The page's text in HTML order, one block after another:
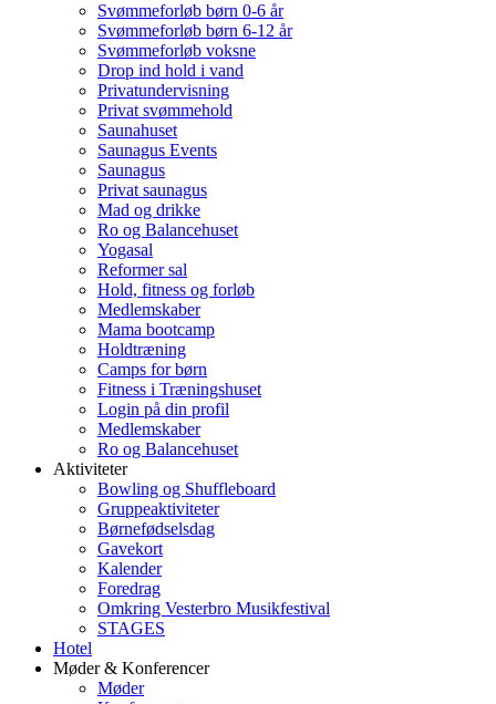
Svømmeforløb børn 0-6 år
Svømmeforløb børn 6-12 år
Svømmeforløb voksne
Drop ind hold i vand
Privatundervisning
Privat svømmehold
Saunahuset
Saunagus Events
Saunagus
Privat saunagus
Mad og drikke
Ro og Balancehuset
Yogasal
Reformer sal
Hold, fitness og forløb
Medlemskaber
Mama bootcamp
Holdtræning
Camps for børn
Fitness i Træningshuset
Login på din profil
Medlemskaber
Ro og Balancehuset
Aktiviteter
Bowling og Shuffleboard
Gruppeaktiviteter
Børnefødselsdag
Gavekort
Kalender
Foredrag
Omkring Vesterbro Musikfestival
STAGES
Hotel
Møder & Konferencer
Møder